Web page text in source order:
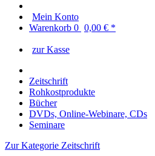
Mein Konto
Warenkorb 0 0,00 € *
zur Kasse
Zeitschrift
Rohkostprodukte
Bücher
DVDs, Online-Webinare, CDs
Seminare
Zur Kategorie Zeitschrift